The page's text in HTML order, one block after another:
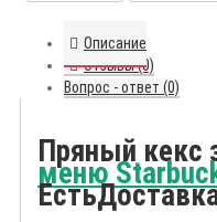
Описание
Отзывы (0)
Вопрос - ответ (0)
Пряный кекс
меню